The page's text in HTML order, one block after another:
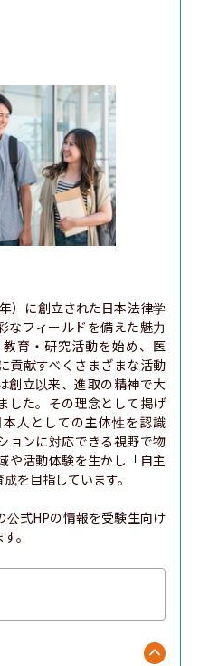
）に創立された日本法律学
なフィールドを備えた魅力
育・研究活動を始め、医
貢献すべくさまざまな活動
創立以来、進取の精神で大
した。その理念として掲げ
人としての主体性を認識
ョンに対応できる視野で物
や活動体験を生かし「自主
を目指しています。
式HPの情報を受験生向け
。